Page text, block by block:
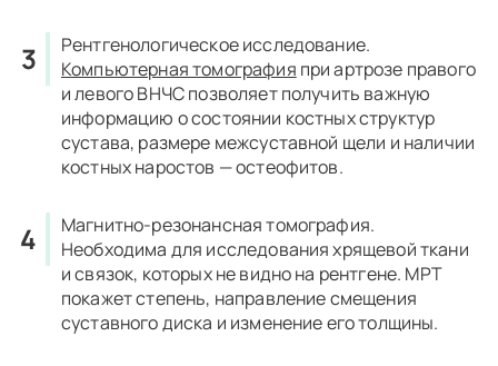
Рентгенологическое исследование.
Компьютерная томография при артрозе правого
и левого ВНЧС позволяет получить важную
информацию о состоянии костных структур
сустава, размере межсуставной щели и наличии
костных наростов — остеофитов.
Магнитно-резонансная томография.
Необходима для исследования хрящевой ткани
и связок, которых не видно на рентгене. МРТ
покажет степень, направление смещения
суставного диска и изменение его толщины.